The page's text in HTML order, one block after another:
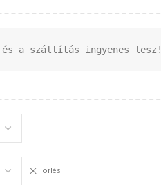
a szállítás ingyenes lesz!
Törlés